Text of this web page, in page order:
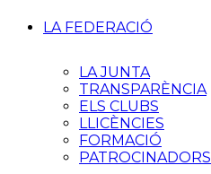
LA FEDERACIÓ
LA JUNTA
TRANSPARÈNCIA
ELS CLUBS
LLICÈNCIES
FORMACIÓ
PATROCINADORS